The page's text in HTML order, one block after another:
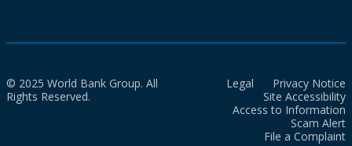
© 2025 World Bank Group. All
Rights Reserved.
Legal
Privacy Notice
Site Accessibility
Access to Information
Scam Alert
File a Complaint